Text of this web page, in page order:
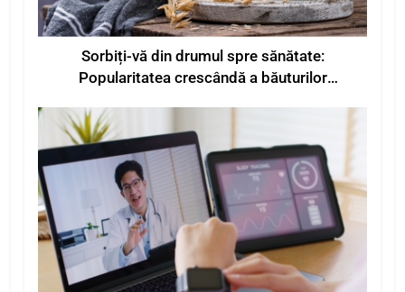
Sorbiți-vă din drumul spre sănătate:
Popularitatea crescândă a băuturilor